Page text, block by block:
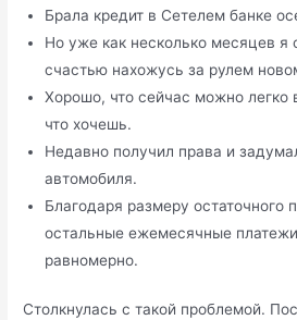
Брала кредит в Сетелем банке
Но уже как несколько месяцев я
счастью нахожусь за рулем
Хорошо, что сейчас можно легко
что хочешь.
Недавно получил права и
автомобиля.
Благодаря размеру остаточного
остальные ежемесячные
равномерно.
Столкнулась с такой проблемой.